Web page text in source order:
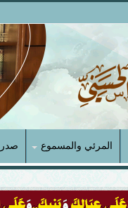
المرئي والمسموع صدر